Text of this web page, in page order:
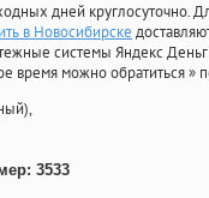
дней круглосуточно.
в Новосибирске
системы Яндекс
время можно обратиться»
3533